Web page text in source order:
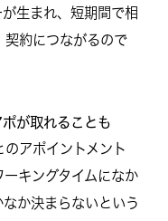
生まれ、短期間で相
契約につながるので
が取れることも
アポイントメント
キングタイムになか
か決まらないという